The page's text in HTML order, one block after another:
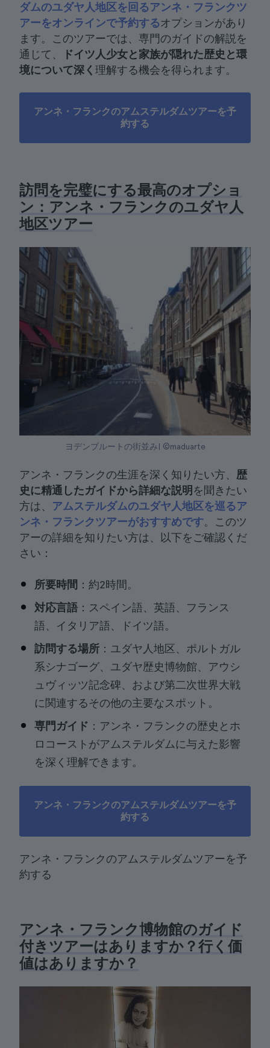
ダムのユダヤ人地区を回るアンネ・フランクツ
アーをオンラインで予約するオプションがあり
ます。このツアーでは、専門のガイドの解説を
通じて、
ドイツ人少女と家族が隠れた歴史と環
境について深く 理解する機会を得られます。
アンネ・フランクのアムステルダムツアーを予
約する
訪問を完璧にする最高のオプショ
ン：アンネ・フランクのユダヤ人
地区ツアー
ヨデンブルートの街並み| ©maduarte
アンネ・フランクの生涯を深く知りたい方、 歴
史に精通したガイドから詳細な説明 を聞きたい
方は、 アムステルダムのユダヤ人地区を巡るア
ンネ・フランクツアーがおすすめです。このツ
アーの詳細を知りたい方は、以下をご確認くだ
さい：
所要時間 ：約2時間。
対応言語 ：スペイン語、英語、フランス
語、イタリア語、ドイツ語。
訪問する場所 ：ユダヤ人地区、ポルトガル
系シナゴーグ、ユダヤ歴史博物館、アウシ
ュヴィッツ記念碑、および第二次世界大戦
に関連するその他の主要なスポット。
専門ガイド ：アンネ・フランクの歴史とホ
ロコーストがアムステルダムに与えた影響
を深く理解できます。
アンネ・フランクのアムステルダムツアーを予
約する
アンネ・フランクのアムステルダムツアーを予
約する
アンネ・フランク博物館のガイド
付きツアーはありますか？行く価
値はありますか？